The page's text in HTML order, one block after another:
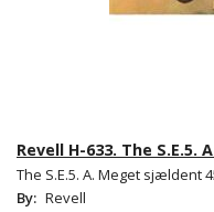
Revell H-633. The S.E.5.
The S.E.5. A. Meget sjældent
By: Revell